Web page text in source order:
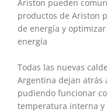
Ariston pueden
productos de Ariston
de energía y
energía
Todas las nuevas
Argentina dejan atrás
pudiendo funcionar
temperatura interna y